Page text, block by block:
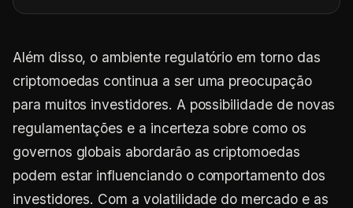
Além disso, o ambiente regulatório em torno das
criptomoedas continua a ser uma preocupação
para muitos investidores. A possibilidade de novas
regulamentações e a incerteza sobre como os
governos globais abordarão as criptomoedas
podem estar influenciando o comportamento dos
investidores. Com a volatilidade do mercado e as